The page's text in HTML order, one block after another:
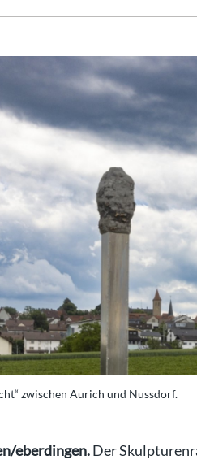
zwischen Aurich und Nussdorf.
eberdingen.Der